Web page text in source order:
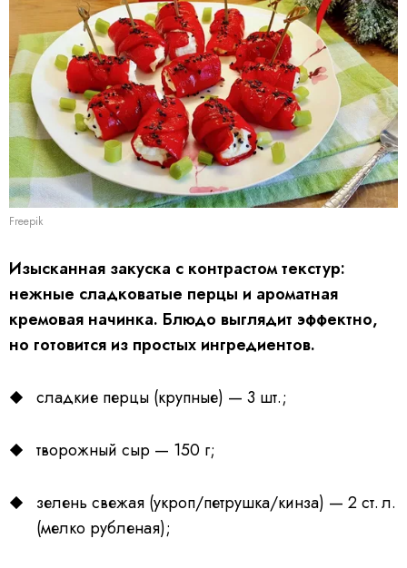
Freepik
Изысканная закуска с контрастом текстур:
нежные сладковатые перцы и ароматная
кремовая начинка. Блюдо выглядит эффектно,
но готовится из простых ингредиентов.
сладкие перцы (крупные) — 3 шт.;
творожный сыр — 150 г;
зелень свежая (укроп/петрушка/кинза) — 2 ст. л.
(мелко рубленая);